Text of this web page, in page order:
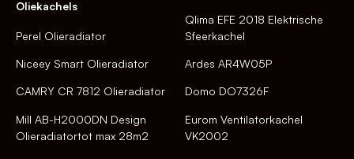
Oliekachels
Perel Olieradiator
Niceey Smart Olieradiator
CAMRY CR 7812 Olieradiator
Mill AB-H2000DN Design
Olieradiatortot max 28m2
Qlima EFE 2018 Elektrische
Sfeerkachel
Ardes AR4W05P
Domo DO7326F
Eurom Ventilatorkachel
VK2002